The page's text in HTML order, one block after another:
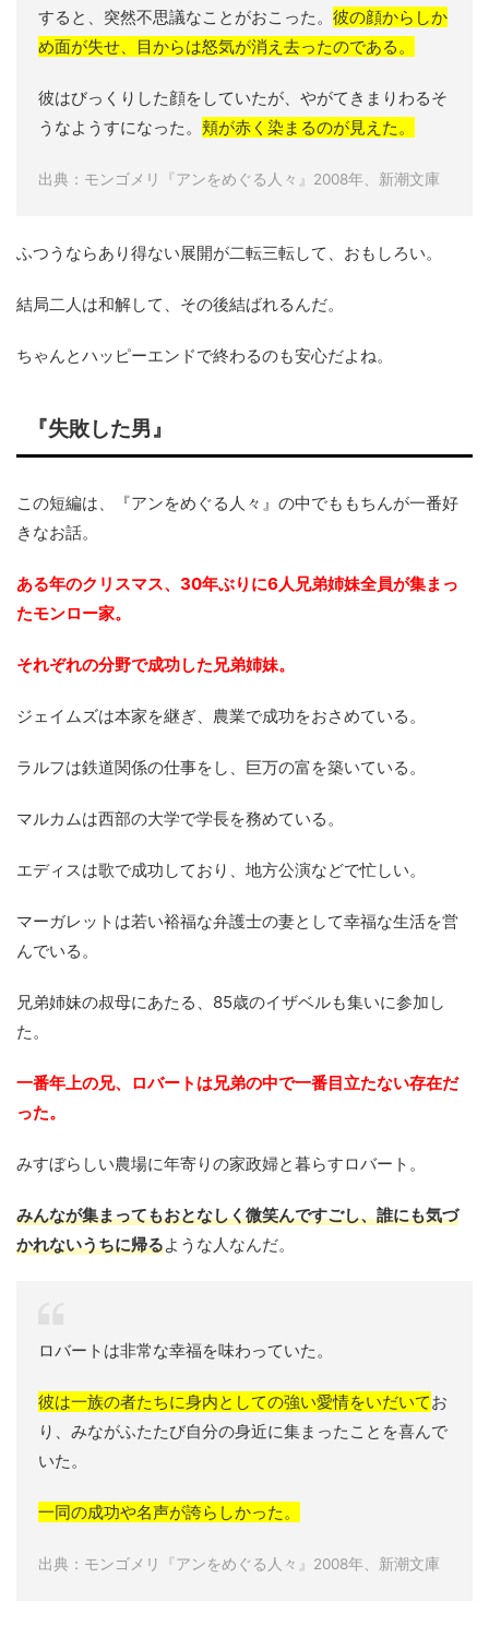
すると、突然不思議なことがおこった。 彼の顔からしか
め面が失せ、目からは怒気が消え去ったのである。
彼はびっくりした顔をしていたが、やがてきまりわるそ
うなようすになった。 頬が赤く染まるのが見えた。
出典：モンゴメリ『アンをめぐる人々』2008年、新潮文庫
ふつうならあり得ない展開が二転三転して、おもしろい。
結局二人は和解して、その後結ばれるんだ。
ちゃんとハッピーエンドで終わるのも安心だよね。
『失敗した男』
この短編は、『アンをめぐる人々』の中でももちんが一番好
きなお話。
ある年のクリスマス、30年ぶりに6人兄弟姉妹全員が集まっ
たモンロー家。
それぞれの分野で成功した兄弟姉妹。
ジェイムズは本家を継ぎ、農業で成功をおさめている。
ラルフは鉄道関係の仕事をし、巨万の富を築いている。
マルカムは西部の大学で学長を務めている。
エディスは歌で成功しており、地方公演などで忙しい。
マーガレットは若い裕福な弁護士の妻として幸福な生活を営
んでいる。
兄弟姉妹の叔母にあたる、85歳のイザベルも集いに参加し
た。
一番年上の兄、ロバートは兄弟の中で一番目立たない存在だ
った。
みすぼらしい農場に年寄りの家政婦と暮らすロバート。
みんなが集まってもおとなしく微笑んですごし、誰にも気づ
かれないうちに帰るような人なんだ。
ロバートは非常な幸福を味わっていた。
彼は一族の者たちに身内としての強い愛情をいだいてお
り、みながふたたび自分の身近に集まったことを喜んで
いた。
一同の成功や名声が誇らしかった。
出典：モンゴメリ『アンをめぐる人々』2008年、新潮文庫